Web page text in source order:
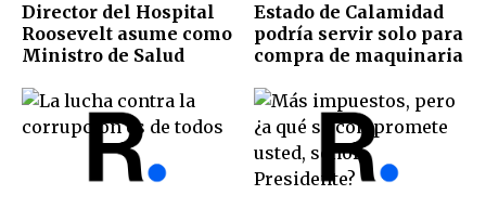
Director del Hospital
Roosevelt asume como
Ministro de Salud
Estado de Calamidad
podría servir solo para
compra de maquinaria